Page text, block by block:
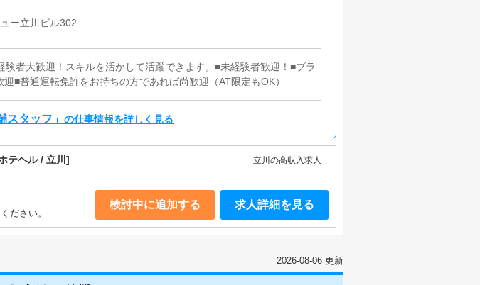
ー立川ビル302
験者大歓迎！スキルを活かして活躍できます。■未経験者歓迎！■ブラ
■普通運転免許をお持ちの方であれば尚歓迎（AT限定もOK）
スタッフ」 の仕事情報を詳しく見る
テヘル / 立川] 立川の高収入求人
ださい。
検討中に追加する 求人詳細を見る
2026-08-06 更新